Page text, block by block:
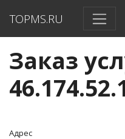
TOPMS.RU
Заказ
Адрес